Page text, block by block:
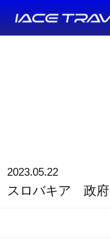
2023.05.22
スロバキア 政府